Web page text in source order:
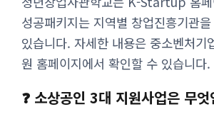
성공패키지는 지역별 창업진흥기관
있습니다. 자세한 내용은 중소벤처기
원 홈페이지에서 확인할 수 있습니다.
❓ 소상공인 3대 지원사업은 무